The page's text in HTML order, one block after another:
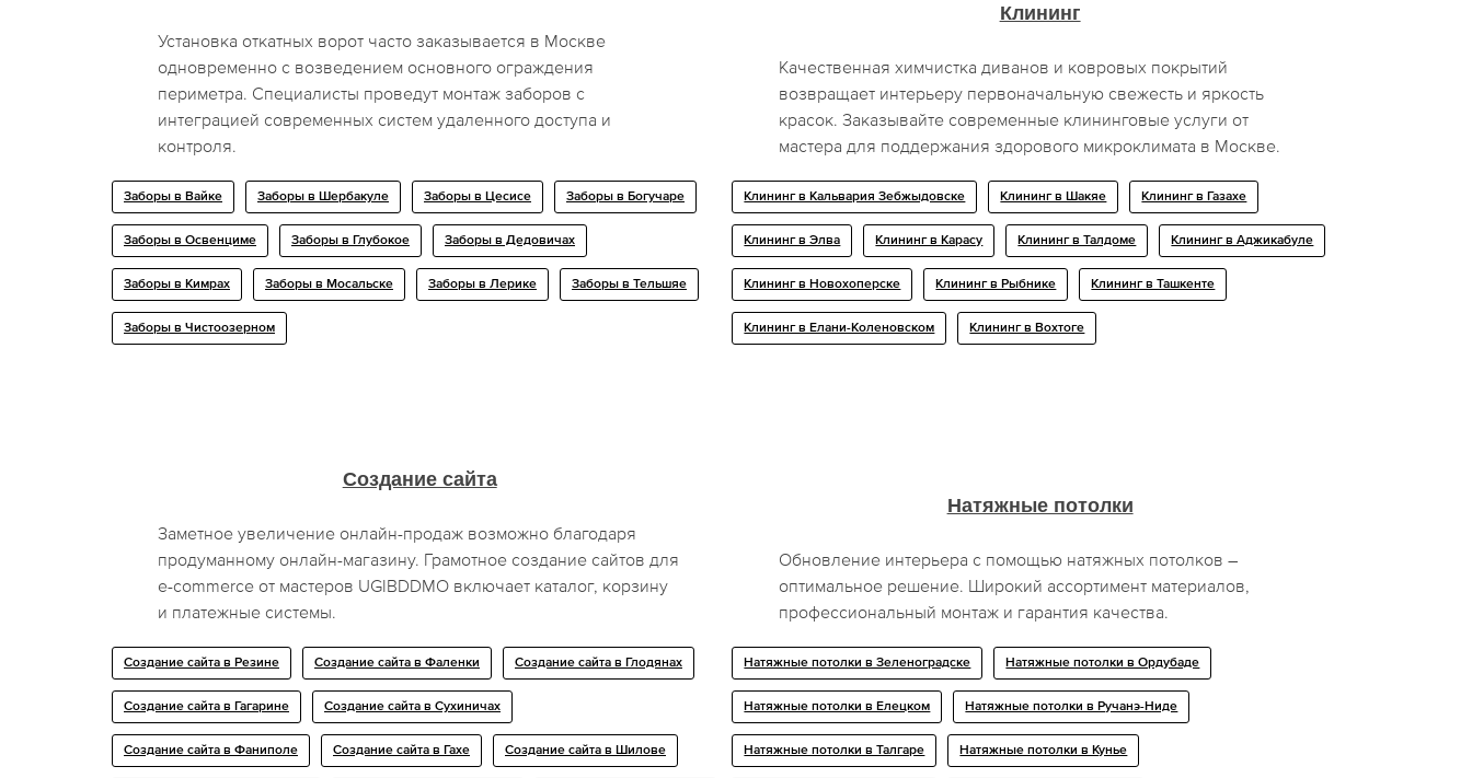
Установка откатных ворот часто заказывается в Москве
одновременно с возведением основного ограждения
периметра. Специалисты проведут монтаж заборов с
интеграцией современных систем удаленного доступа и
контроля.
Заборы в Вайке Заборы в Шербакуле Заборы в Цесисе Заборы в Богучаре
Заборы в Освенциме Заборы в Глубокое Заборы в Дедовичах
Заборы в Кимрах Заборы в Мосальске Заборы в Лерике Заборы в Тельшяе
Заборы в Чистоозерном
Клининг
Качественная химчистка диванов и ковровых покрытий
возвращает интерьеру первоначальную свежесть и яркость
красок. Заказывайте современные клининговые услуги от
мастера для поддержания здорового микроклимата в Москве.
Клининг в Кальвария Зебжыдовске Клининг в Шакяе Клининг в Газахе
Клининг в Элва Клининг в Карасу Клининг в Талдоме Клининг в Аджикабуле
Клининг в Новохоперске Клининг в Рыбнике Клининг в Ташкенте
Клининг в Елани-Коленовском Клининг в Вохтоге
Создание сайта
Заметное увеличение онлайн-продаж возможно благодаря
продуманному онлайн-магазину. Грамотное создание сайтов для
e-commerce от мастеров UGIBDDMO включает каталог, корзину
и платежные системы.
Создание сайта в Резине Создание сайта в Фаленки Создание сайта в Глодянах
Создание сайта в Гагарине Создание сайта в Сухиничах
Создание сайта в Фаниполе Создание сайта в Гахе Создание сайта в Шилове
Натяжные потолки
Обновление интерьера с помощью натяжных потолков –
оптимальное решение. Широкий ассортимент материалов,
профессиональный монтаж и гарантия качества.
Натяжные потолки в Зеленоградске Натяжные потолки в Ордубаде
Натяжные потолки в Елецком Натяжные потолки в Ручанэ-Ниде
Натяжные потолки в Талгаре Натяжные потолки в Кунье